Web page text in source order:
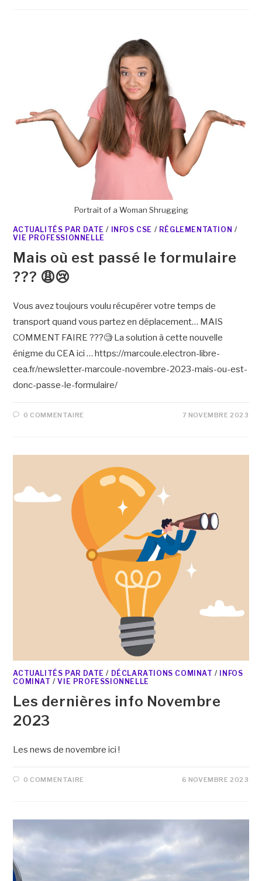
Portrait of a Woman Shrugging
ACTUALITÉS PAR DATE / INFOS CSE / RÉGLEMENTATION /
VIE PROFESSIONNELLE
Mais où est passé le formulaire
??? 😩😢
Vous avez toujours voulu récupérer votre temps de
transport quand vous partez en déplacement… MAIS
COMMENT FAIRE ???🧐 La solution à cette nouvelle
énigme du CEA ici … https://marcoule.electron-libre-
cea.fr/newsletter-marcoule-novembre-2023-mais-ou-est-
donc-passe-le-formulaire/
0 COMMENTAIRE 7 NOVEMBRE 2023
ACTUALITÉS PAR DATE / DÉCLARATIONS COMINAT /
INFOS
COMINAT /VIE PROFESSIONNELLE
Les dernières info Novembre
2023
Les news de novembre ici !
0 COMMENTAIRE 6 NOVEMBRE 2023